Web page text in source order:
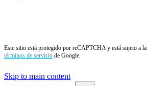
Este sitio está protegido por reCAPTCHA y está sujeto a la
términos de servicio de Google.
Skip to main content